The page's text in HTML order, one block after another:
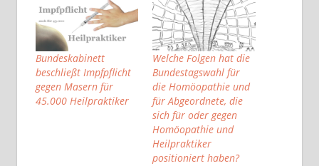
Bundeskabinett
beschließt Impfpflicht
gegen Masern für
45.000 Heilpraktiker
Welche Folgen hat die
Bundestagswahl für
die Homöopathie und
für Abgeordnete, die
sich für oder gegen
Homöopathie und
Heilpraktiker
positioniert haben?